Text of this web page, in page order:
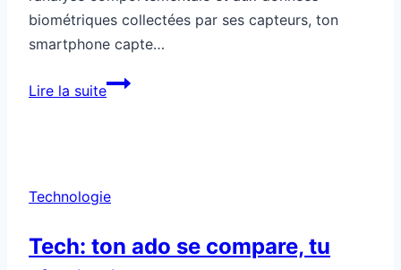
biométriques collectées par ses capteurs, ton
smartphone capte…
Lire la suiteTon
es
Technologie
Tech: ton ado se compare, tu